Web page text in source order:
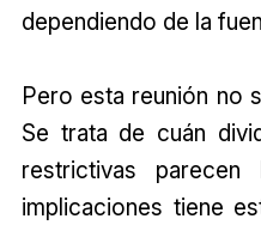
dependiendo de la
Pero esta reunión no
Se trata de cuán
restrictivas
implicaciones tiene